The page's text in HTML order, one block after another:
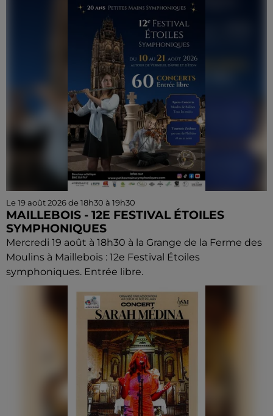
Le 19 août 2026 de 18h30 à 19h30
MAILLEBOIS - 12E FESTIVAL ÉTOILES
SYMPHONIQUES
Mercredi 19 août à 18h30 à la Grange de la Ferme des
Moulins à Maillebois : 12e Festival Étoiles
symphoniques. Entrée libre.